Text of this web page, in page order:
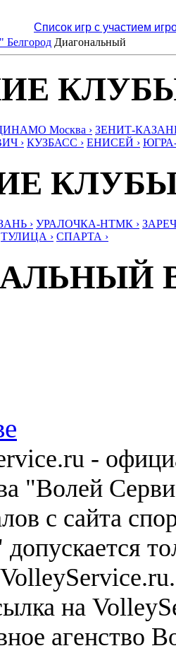
Список игр с участием
Белгород Диагональный
Москва › ЗЕНИТ-
› КУЗБАСС › ЕНИСЕЙ ›
› УРАЛОЧКА-НТМК ›
ТУЛИЦА › СПАРТА ›
-
"Волей
с сайта
на
агенство